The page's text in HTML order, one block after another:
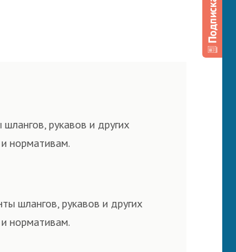
рукавов и других
нормативам.
шлангов, рукавов и других
нормативам.